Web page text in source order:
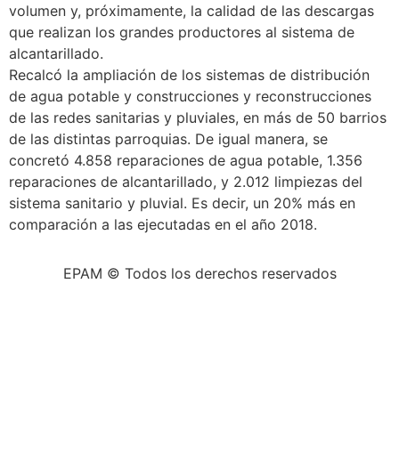
volumen y, próximamente, la calidad de las descargas
que realizan los grandes productores al sistema de
alcantarillado.
Recalcó la ampliación de los sistemas de distribución
de agua potable y construcciones y reconstrucciones
de las redes sanitarias y pluviales, en más de 50 barrios
de las distintas parroquias. De igual manera, se
concretó 4.858 reparaciones de agua potable, 1.356
reparaciones de alcantarillado, y 2.012 limpiezas del
sistema sanitario y pluvial. Es decir, un 20% más en
comparación a las ejecutadas en el año 2018.
EPAM © Todos los derechos reservados